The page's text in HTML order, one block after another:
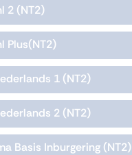
2 (NT2)
Plus(NT2)
1 (NT2)
2 (NT2)
Basis Inburgering (NT2)